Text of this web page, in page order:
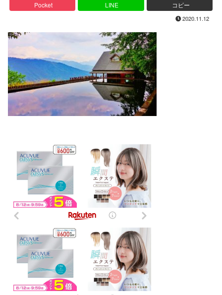
Pocket LINE コピー
2020.11.12